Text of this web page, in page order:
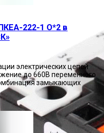
222-1 О*2 в
электрических цепей
до 660В переменного
замыкающих